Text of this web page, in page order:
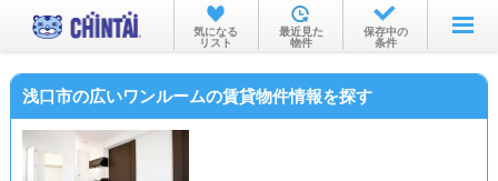
お部屋を探す
沿線・駅から
気になる
リスト
最近見た
物件
保存中の
条件
浅口市の広いワンルームの賃貸物件情報を探す